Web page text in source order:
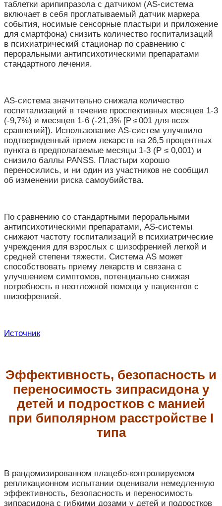
таблетки арипипразола с датчиком (AS-система
включает в себя проглатываемый датчик маркера
события, носимые сенсорные пластыри и приложение
для смартфона) снизить количество госпитализаций
в психиатрический стационар по сравнению с
пероральными антипсихотическими препаратами
стандартного лечения.
AS-система значительно снижала количество
госпитализаций в течение проспективных месяцев 1-3
(-9,7%) и месяцев 1-6 (-21,3% [P ≤ 001 для всех
сравнений]). Использование AS-систем улучшило
подтвержденный прием лекарств на 26,5 процентных
пункта в предполагаемые месяцы 1-3 (P ≤ 0,001) и
снизило баллы PANSS. Пластыри хорошо
переносились, и ни один из участников не сообщил
об изменении риска самоубийства.
По сравнению со стандартными пероральными
антипсихотическими препаратами, AS-системы
снижают частоту госпитализаций в психиатрические
учреждения для взрослых с шизофренией легкой и
средней степени тяжести. Система AS может
способствовать приему лекарств и связана с
улучшением симптомов, потенциально снижая
потребность в неотложной помощи у пациентов с
шизофренией.
Источник
Эффективность, безопасность и
переносимость зипрасидона у
детей и подростков с манией
при биполярном расстройстве I
типа
В рандомизированном плацебо-контролируемом
репликационном испытании оценивали немедленную
эффективность, безопасность и переносимость
зипрасидона с гибкими дозами у детей и подростков